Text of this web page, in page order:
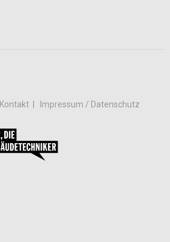
Kontakt Impressum / Datenschutz